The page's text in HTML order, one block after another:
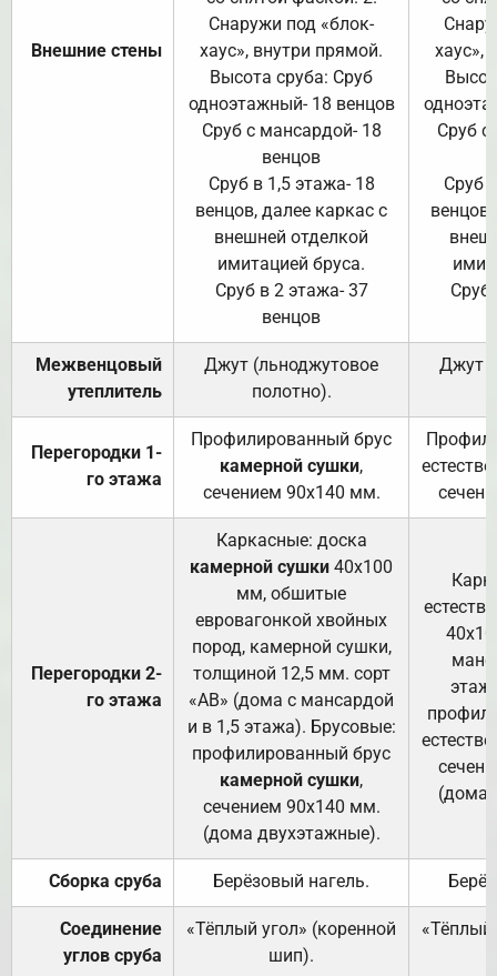
Внешние стены
Снаружи под «блок-
хаус», внутри прямой.
Высота сруба: Сруб
одноэтажный- 18 венцов
Сруб с мансардой- 18
венцов
Сруб в 1,5 этажа- 18
венцов, далее каркас с
внешней отделкой
имитацией бруса.
Сруб в 2 этажа- 37
венцов
хаус»,
Сруб с
Сруб
Сруб
Межвенцовый
утеплитель
Джут (льноджутовое
полотно).
Джут
Перегородки 1-
го этажа
Профилированный брус
камерной сушки,
сечением 90х140 мм.
Перегородки 2-
го этажа
Каркасные: доска
камерной сушки 40х100
мм, обшитые
евровагонкой хвойных
пород, камерной сушки,
толщиной 12,5 мм. сорт
«АВ» (дома с мансардой
и в 1,5 этажа). Брусовые:
профилированный брус
камерной сушки,
сечением 90х140 мм.
(дома двухэтажные).
(дома
Сборка сруба Берёзовый нагель.
Соединение
углов сруба
«Тёплый угол» (коренной
шип).
«Тёплый